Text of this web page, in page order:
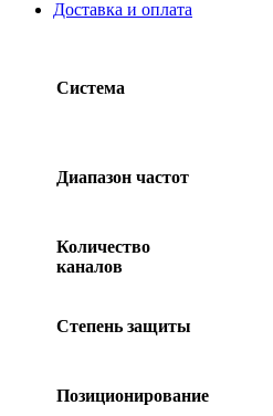
Доставка и оплата
Система
Диапазон частот
Количество
каналов
Степень защиты
Позиционирование